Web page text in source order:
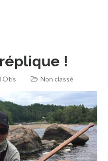
!
Otis Non classé